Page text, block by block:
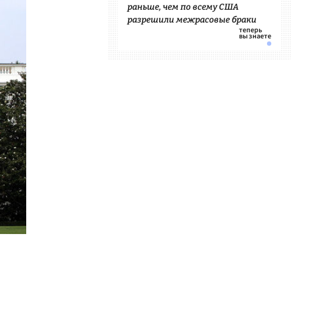
раньше, чем по всему США
разрешили межрасовые браки